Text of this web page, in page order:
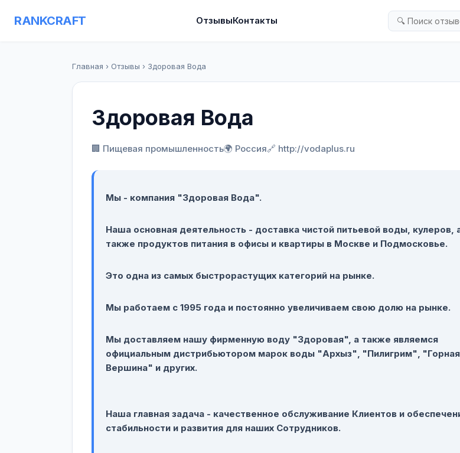
RANKCRAFT ОтзывыКонтакты
Главная › Отзывы › Здоровая Вода
Здоровая Вода
🏢 Пищевая промышленность🌍 Россия🔗 http://vodaplus.ru
Мы - компания "Здоровая Вода".
Наша основная деятельность - доставка чистой питьевой воды, кулеров,
также продуктов питания в офисы и квартиры в Москве и Подмосковье.
Это одна из самых быстрорастущих категорий на рынке.
Мы работаем с 1995 года и постоянно увеличиваем свою долю на рынке.
Мы доставляем нашу фирменную воду "Здоровая", а также являемся
официальным дистрибьютором марок воды "Архыз"‚ "Пилигрим"‚ "Горная
Вершина" и других.
Наша главная задача - качественное обслуживание Клиентов и
стабильности и развития для наших Сотрудников.